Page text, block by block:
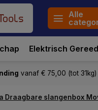
Alle
Elektrisch
vanaf € 75,00 (tot 31kg)
Draagbare slangenbox